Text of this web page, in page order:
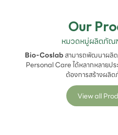
Our
หมวดหมู่ผลิตภัณ
Bio-Coslabสามารถพัฒนาผลิ
Personal Care ได้หลากหลายป
ต้องการสร้างผ
View all